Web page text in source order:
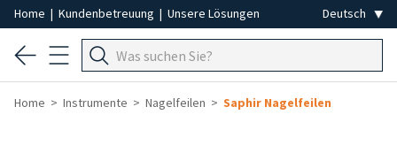
Home | Kundenbetreuung | Unsere Lösungen
Home Instrumente Nagelfeilen Saphir Nagelfeilen